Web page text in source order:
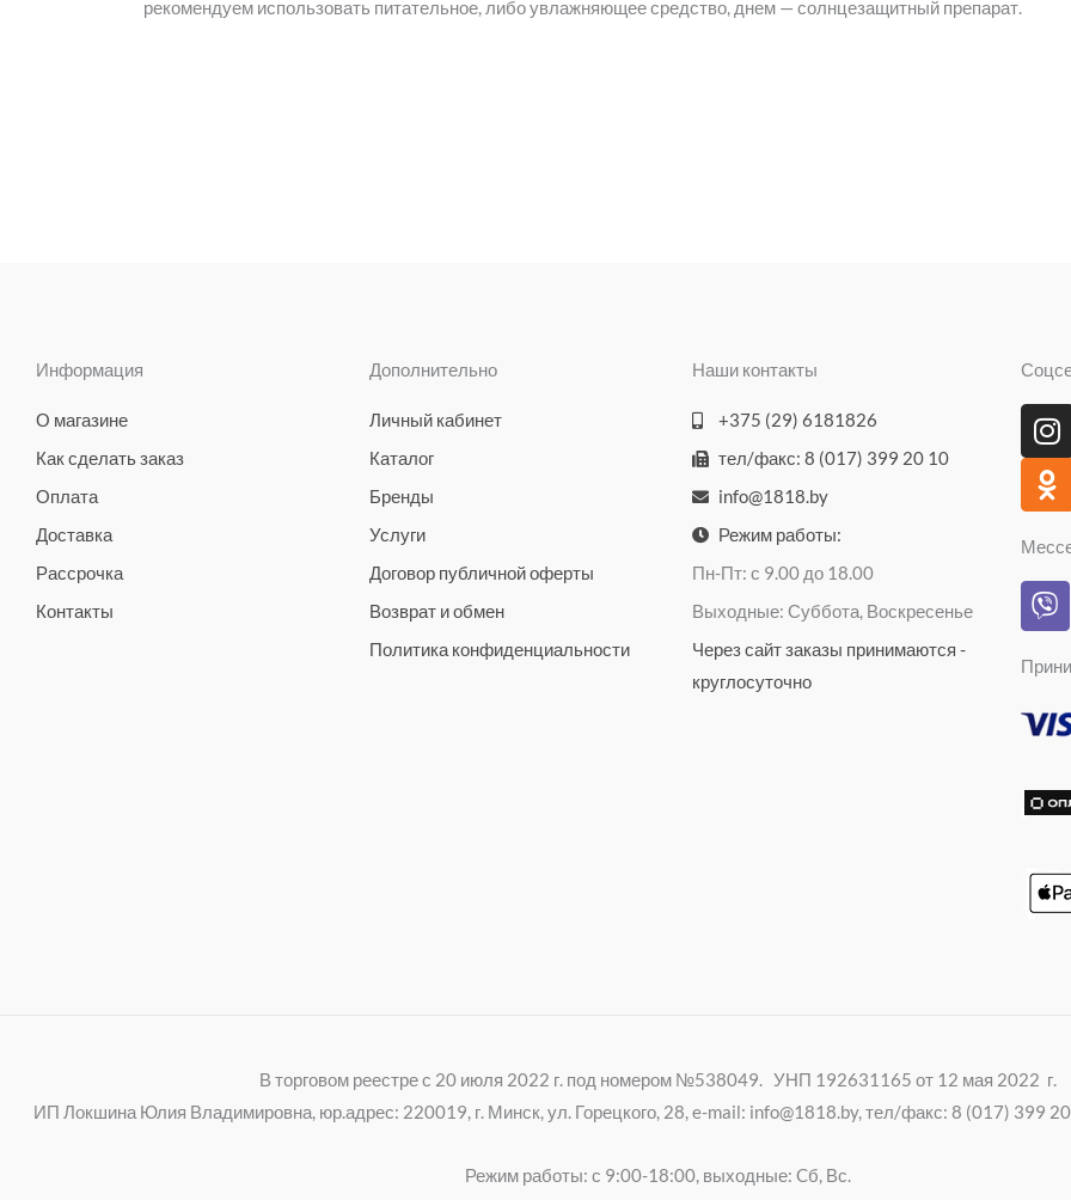
рекомендуем использовать питательное, либо увлажняющее средство, днем — солнцезащитный препарат.
Информация
О магазине
Как сделать заказ
Оплата
Доставка
Рассрочка
Контакты
Дополнительно
Личный кабинет
Каталог
Бренды
Услуги
Договор публичной оферты
Возврат и обмен
Политика конфиденциальности
Наши контакты
+375 (29) 6181826
тел/факс: 8 (017) 399 20 10
info@1818.by
Режим работы:
Пн-Пт: с 9.00 до 18.00
Выходные: Суббота, Воскресенье
Через сайт заказы принимаются -
круглосуточно
I
n
s
t
a
r
a
m
O
d
n
o
k
a
s
s
i
k
V
i
e
В торговом реестре с 20 июля 2022 г. под номером №538049. УНП 192631165 от 12 мая 2022 г.
ИП Локшина Юлия Владимировна, юр.адрес: 220019, г. Минск, ул. Горецкого, 28, e-mail: info@1818.by, тел/факс: 8 (017) 399
Режим работы: с 9:00-18:00, выходные: Cб, Вс.